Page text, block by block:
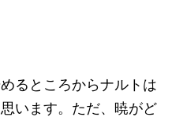
るところからナルトは
います。ただ、暁がど